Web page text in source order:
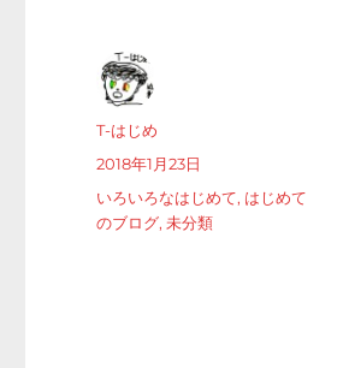
投
稿
T-はじめ
投
2018年1月23日
カ
テ
いろいろなはじめて, はじめて
のブログ,未分類